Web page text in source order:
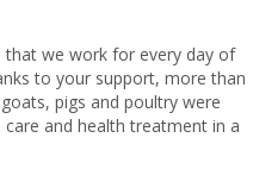
that we work for every day of
to your support, more than
pigs and poultry were
and health treatment in a